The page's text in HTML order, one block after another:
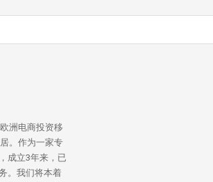
洲电商投资移
。作为一家专
成立3年来，已
。我们将本着